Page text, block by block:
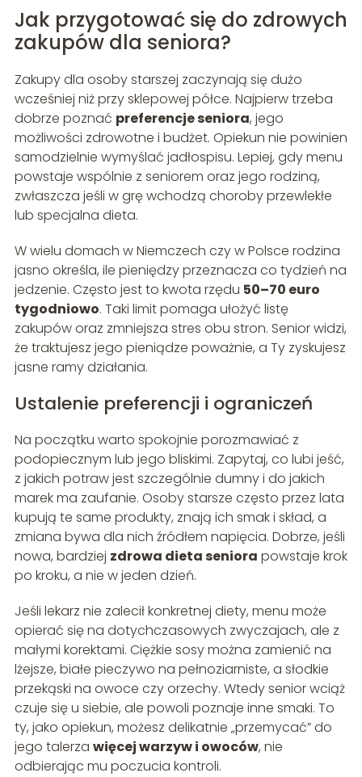
Jak przygotować się do zdrowych
zakupów dla seniora?
Zakupy dla osoby starszej zaczynają się dużo
wcześniej niż przy sklepowej półce. Najpierw trzeba
dobrze poznać preferencje seniora, jego
możliwości zdrowotne i budżet. Opiekun nie powinien
samodzielnie wymyślać jadłospisu. Lepiej, gdy menu
powstaje wspólnie z seniorem oraz jego rodziną,
zwłaszcza jeśli w grę wchodzą choroby przewlekłe
lub specjalna dieta.
W wielu domach w Niemczech czy w Polsce rodzina
jasno określa, ile pieniędzy przeznacza co tydzień na
jedzenie. Często jest to kwota rzędu 50–70 euro
tygodniowo. Taki limit pomaga ułożyć listę
zakupów oraz zmniejsza stres obu stron. Senior widzi,
że traktujesz jego pieniądze poważnie, a Ty zyskujesz
jasne ramy działania.
Ustalenie preferencji i ograniczeń
Na początku warto spokojnie porozmawiać z
podopiecznym lub jego bliskimi. Zapytaj, co lubi jeść,
z jakich potraw jest szczególnie dumny i do jakich
marek ma zaufanie. Osoby starsze często przez lata
kupują te same produkty, znają ich smak i skład, a
zmiana bywa dla nich źródłem napięcia. Dobrze, jeśli
nowa, bardziej zdrowa dieta seniora powstaje krok
po kroku, a nie w jeden dzień.
Jeśli lekarz nie zalecił konkretnej diety, menu może
opierać się na dotychczasowych zwyczajach, ale z
małymi korektami. Ciężkie sosy można zamienić na
lżejsze, białe pieczywo na pełnoziarniste, a słodkie
przekąski na owoce czy orzechy. Wtedy senior wciąż
czuje się u siebie, ale powoli poznaje inne smaki. To
ty, jako opiekun, możesz delikatnie „przemycać” do
jego talerza więcej warzyw i owoców, nie
odbierając mu poczucia kontroli.